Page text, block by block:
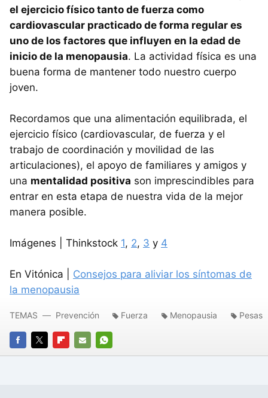
el ejercicio físico tanto de fuerza como
cardiovascular practicado de forma regular es
uno de los factores que influyen en la edad de
inicio de la menopausia. La actividad física es una
buena forma de mantener todo nuestro cuerpo
joven.
Recordamos que una alimentación equilibrada, el
ejercicio físico (cardiovascular, de fuerza y el
trabajo de coordinación y movilidad de las
articulaciones), el apoyo de familiares y amigos y
una mentalidad positiva son imprescindibles para
entrar en esta etapa de nuestra vida de la mejor
manera posible.
Imágenes | Thinkstock 1, 2, 3 y 4
En Vitónica | Consejos para aliviar los síntomas de
la menopausia
FACEBOOK
TWITTERFLIPBOARD
E-
WHATSAPP
TEMAS Prevención Fuerza Menopausia Pesas